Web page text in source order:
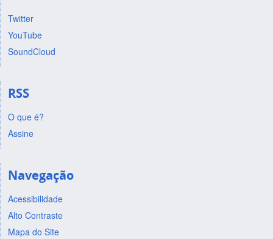
Twitter
YouTube
SoundCloud
RSS
O que é?
Assine
Navegação
Acessibilidade
Alto Contraste
Mapa do Site